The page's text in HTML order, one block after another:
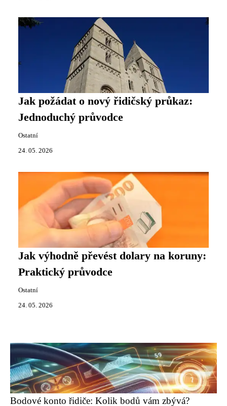
Jak požádat o nový řidičský průkaz:
Jednoduchý průvodce
Ostatní
24. 05. 2026
Jak výhodně převést dolary na koruny:
Praktický průvodce
Ostatní
24. 05. 2026
Bodové konto řidiče: Kolik bodů vám zbývá?